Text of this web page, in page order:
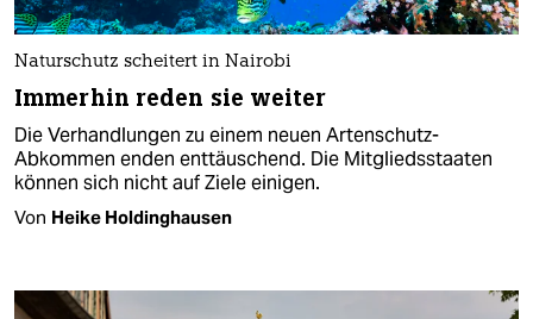
Naturschutz scheitert in Nairobi
Immerhin reden sie weiter
Die Verhandlungen zu einem neuen Artenschutz-
Abkommen enden enttäuschend. Die Mitgliedsstaaten
können sich nicht auf Ziele einigen.
Von Heike Holdinghausen